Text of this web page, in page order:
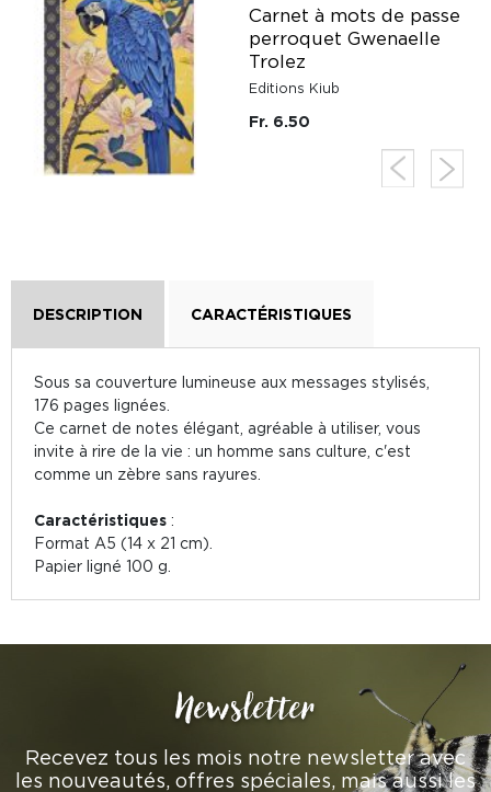
Carnet à mots de passe
perroquet Gwenaelle
Trolez
Editions Kiub
Fr. 6.50
DESCRIPTION CARACTÉRISTIQUES
Sous sa couverture lumineuse aux messages stylisés,
176 pages lignées.
Ce carnet de notes élégant, agréable à utiliser, vous
invite à rire de la vie : un homme sans culture, c'est
comme un zèbre sans rayures.
Caractéristiques :
Format A5 (14 x 21 cm).
Papier ligné 100 g.
Newsletter
Recevez tous les mois notre newsletter avec
les nouveautés, offres spéciales, mais aussi les